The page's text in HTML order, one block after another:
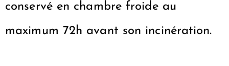
conservé en chambre froide au
maximum 72h avant son incinération.